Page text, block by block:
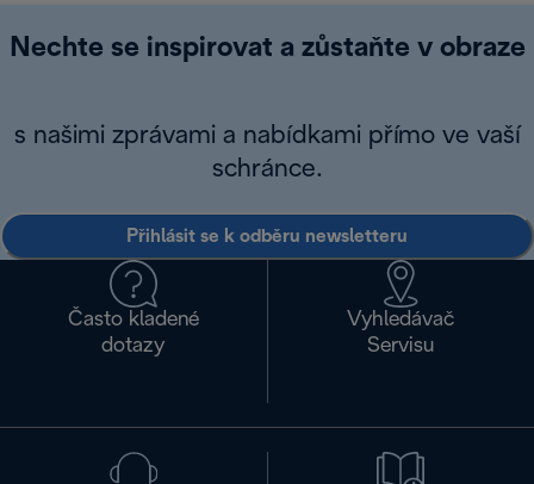
Nechte se inspirovat a zůstaňte v obraze
s našimi zprávami a nabídkami přímo ve vaší
schránce.
Přihlásit se k odběru newsletteru
Často kladené
dotazy
Vyhledávač
Servisu